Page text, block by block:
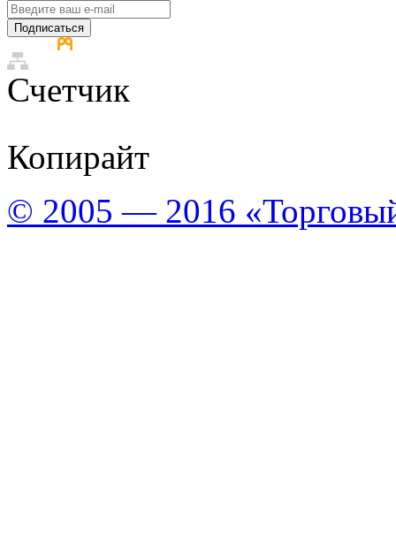
Подписаться
Счетчик
Копирайт
© 2005 — 2016